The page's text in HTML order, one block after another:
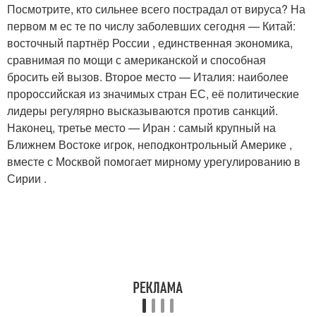
Посмотрите, кто сильнее всего пострадал от вируса? На
первом м ес те по числу заболевших сегодня — Китай:
восточный партнёр России , единственная экономика,
сравнимая по мощи с американской и способная
бросить ей вызов. Второе место — Италия: наиболее
пророссийская из значимых стран ЕС, её политические
лидеры регулярно высказываются против санкций.
Наконец, третье место — Иран : самый крупный на
Ближнем Востоке игрок, неподконтрольный Америке ,
вместе с Москвой помогает мирному урегулированию в
Сирии .